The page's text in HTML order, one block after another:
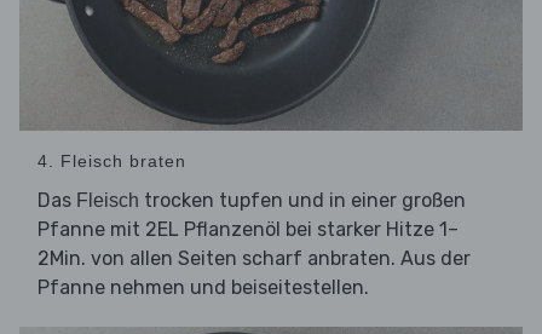
4. Fleisch braten
Das Fleisch trocken tupfen und in einer großen
Pfanne mit 2EL Pflanzenöl bei starker Hitze 1–
2Min. von allen Seiten scharf anbraten. Aus der
Pfanne nehmen und beiseitestellen.